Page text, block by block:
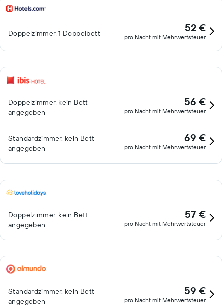
Doppelzimmer, 1 Doppelbett 52 €
pro Nacht mit Mehrwertsteuer
Doppelzimmer, kein Bett
angegeben
56 €
pro Nacht mit Mehrwertsteuer
Standardzimmer, kein Bett
angegeben
69 €
pro Nacht mit Mehrwertsteuer
Doppelzimmer, kein Bett
angegeben
57 €
pro Nacht mit Mehrwertsteuer
Standardzimmer, kein Bett
angegeben
59 €
pro Nacht mit Mehrwertsteuer